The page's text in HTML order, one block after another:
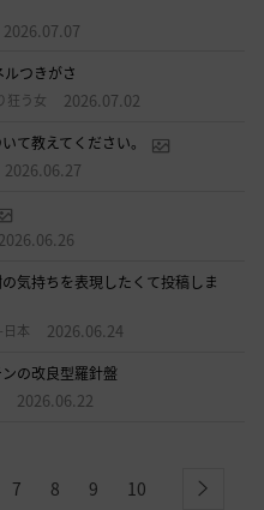
2026.07.07
つきがさ
狂う女 2026.07.02
て教えてください。
2026.06.27
2026.06.26
気持ちを表現したくて投稿しま
本 2026.06.24
の改良型羅針盤
2026.06.22
7 8 9 10 next